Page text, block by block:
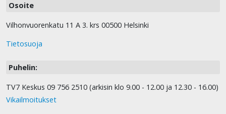
Osoite
Vilhonvuorenkatu 11 A 3. krs 00500 Helsinki
Tietosuoja
Puhelin:
TV7 Keskus 09 756 2510 (arkisin klo 9.00 - 12.00 ja 12.30 - 16.00)
Vikailmoitukset